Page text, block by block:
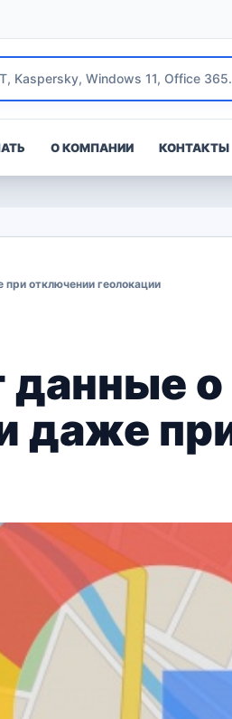
О КОМПАНИИ КОНТАКТЫ
отключении геолокации
данные о
даже